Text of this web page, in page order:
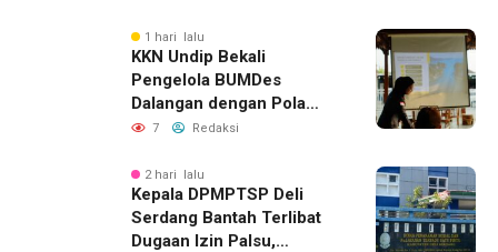
1 hari lalu
KKN Undip Bekali
Pengelola BUMDes
Dalangan dengan Pola
Pikir Inovatif
7 Redaksi
2 hari lalu
Kepala DPMPTSP Deli
Serdang Bantah Terlibat
Dugaan Izin Palsu,